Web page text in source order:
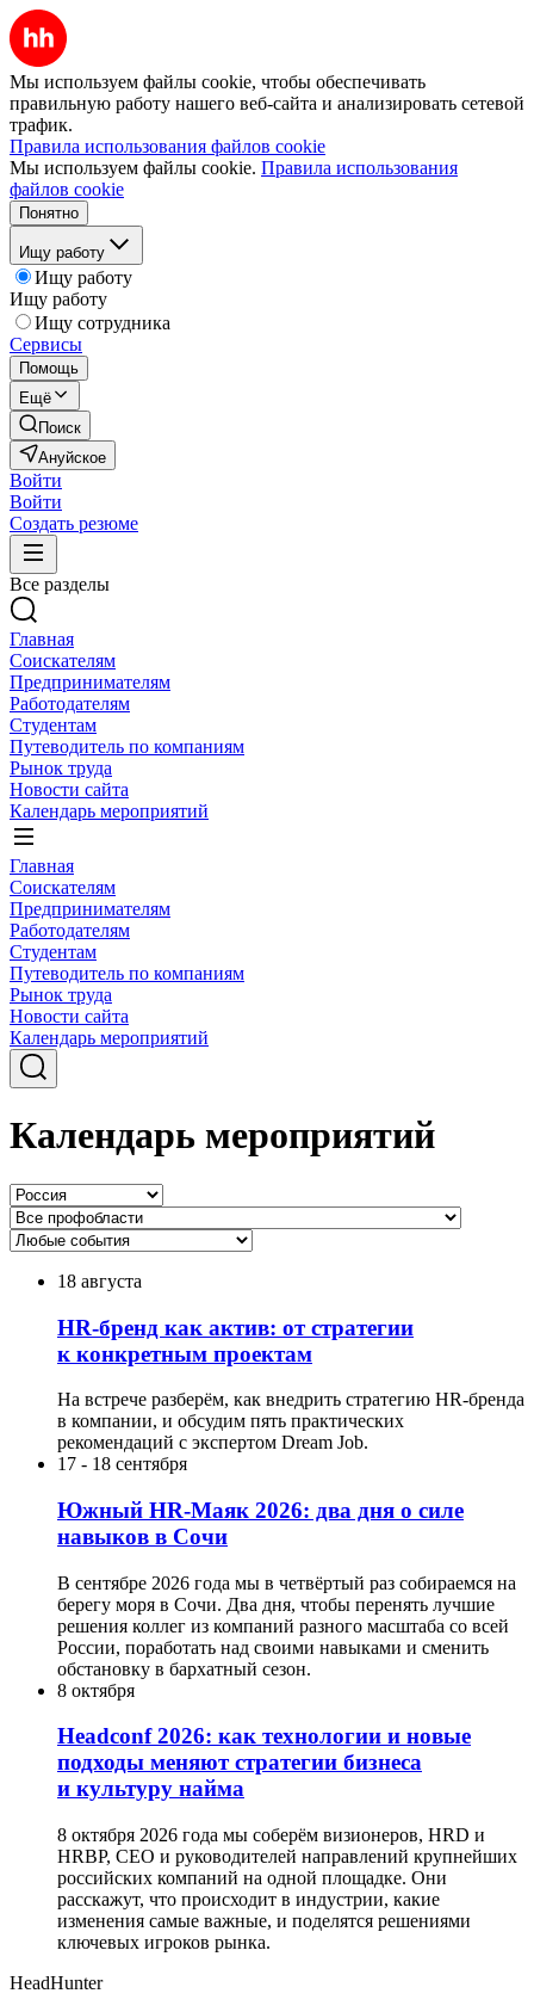
Мы используем файлы cookie, чтобы обеспечивать
правильную работу нашего веб-сайта и анализировать сетевой
трафик.
Правила использования файлов cookie
Мы используем файлы cookie. Правила использования
файлов cookie
Понятно
Ищу работу
Ищу работу
Ищу работу
Ищу сотрудника
Сервисы
Помощь
Ещё
Поиск
Ануйское
Войти
Войти
Создать резюме
Все разделы
Главная
Соискателям
Предпринимателям
Работодателям
Студентам
Путеводитель по компаниям
Рынок труда
Новости сайта
Календарь мероприятий
Главная
Соискателям
Предпринимателям
Работодателям
Студентам
Путеводитель по компаниям
Рынок труда
Новости сайта
Календарь мероприятий
Календарь мероприятий
18 августа
HR-бренд как актив: от стратегии
к конкретным проектам
На встрече разберём, как внедрить стратегию HR-бренда
в компании, и обсудим пять практических
рекомендаций с экспертом Dream Job.
17 - 18 сентября
Южный HR-Маяк 2026: два дня о силе
навыков в Сочи
В сентябре 2026 года мы в четвёртый раз собираемся на
берегу моря в Сочи. Два дня, чтобы перенять лучшие
решения коллег из компаний разного масштаба со всей
России, поработать над своими навыками и сменить
обстановку в бархатный сезон.
8 октября
Headсonf 2026: как технологии и новые
подходы меняют стратегии бизнеса
и культуру найма
8 октября 2026 года мы соберём визионеров, HRD и
HRBP, СЕО и руководителей направлений крупнейших
российских компаний на одной площадке. Они
расскажут, что происходит в индустрии, какие
изменения самые важные, и поделятся решениями
ключевых игроков рынка.
HeadHunter